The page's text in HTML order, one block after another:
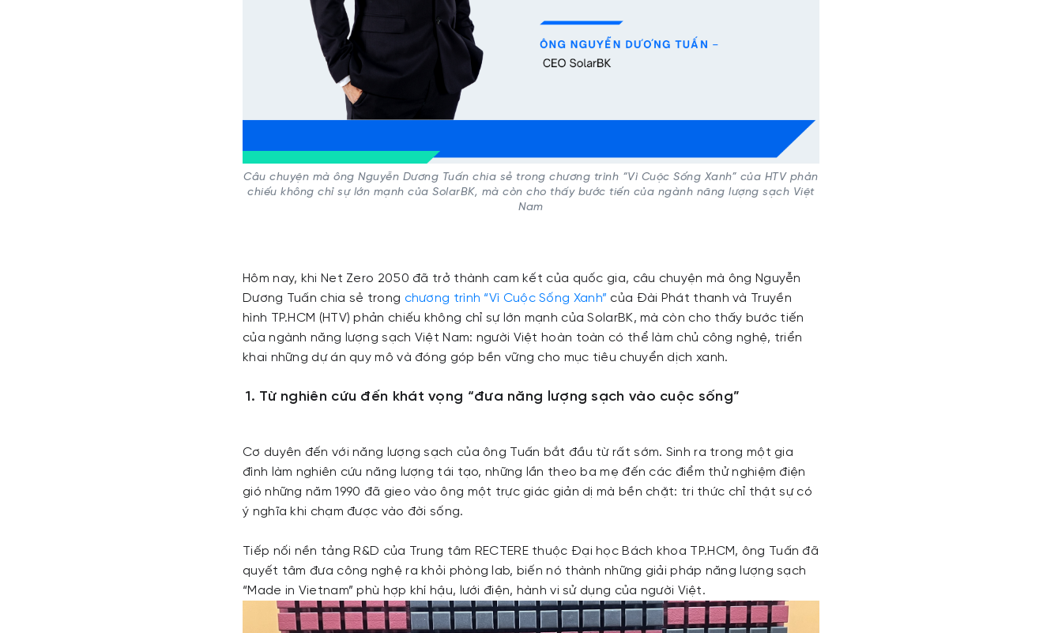
Câu chuyện mà ông Nguyễn Dương Tuấn chia sẻ trong chương trình “Vì Cuộc Sống Xanh” của HTV phản
chiếu không chỉ sự lớn mạnh của SolarBK, mà còn cho thấy bước tiến của ngành năng lượng sạch Việt
Nam
Hôm nay, khi Net Zero 2050 đã trở thành cam kết của quốc gia, câu chuyện mà ông Nguyễn
Dương Tuấn chia sẻ trong chương trình “Vì Cuộc Sống Xanh” của Đài Phát thanh và Truyền
hình TP.HCM (HTV) phản chiếu không chỉ sự lớn mạnh của SolarBK, mà còn cho thấy bước tiến
của ngành năng lượng sạch Việt Nam: người Việt hoàn toàn có thể làm chủ công nghệ, triển
khai những dự án quy mô và đóng góp bền vững cho mục tiêu chuyển dịch xanh.
1. Từ nghiên cứu đến khát vọng “đưa năng lượng sạch vào cuộc sống”
Cơ duyên đến với năng lượng sạch của ông Tuấn bắt đầu từ rất sớm. Sinh ra trong một gia
đình làm nghiên cứu năng lượng tái tạo, những lần theo ba mẹ đến các điểm thử nghiệm điện
gió những năm 1990 đã gieo vào ông một trực giác giản dị mà bền chặt: tri thức chỉ thật sự có
ý nghĩa khi chạm được vào đời sống.
Tiếp nối nền tảng R&D của Trung tâm RECTERE thuộc Đại học Bách khoa TP.HCM, ông Tuấn đã
quyết tâm đưa công nghệ ra khỏi phòng lab, biến nó thành những giải pháp năng lượng sạch
“Made in Vietnam” phù hợp khí hậu, lưới điện, hành vi sử dụng của người Việt.